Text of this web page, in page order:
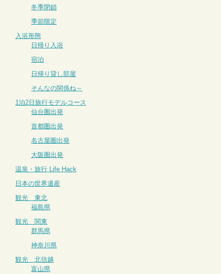
冬季閉鎖
季節限定
入浴形態
日帰り入浴
宿泊
日帰り貸し部屋
そんなの関係ね～
1泊2日旅行モデルコース
仙台圏出発
首都圏出発
名古屋圏出発
大阪圏出発
温泉・旅行 Life Hack
日本の世界遺産
観光 東北
福島県
観光 関東
群馬県
神奈川県
観光 北信越
富山県